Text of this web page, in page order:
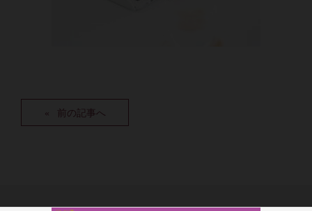
前の記事へ